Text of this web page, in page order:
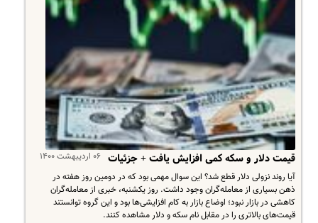
۰۶ اردیبهشت ۱۴۰۰ قیمت دلار و سکه کمی افزایش یافت + جزئیات
آیا روند نزولی دلار قطع شد؟ این سوال مهمی بود که در دومین روز هفته در
ذهن بسیاری از معامله‌گران وجود داشت. روز یکشنبه،‌ خبری از معامله‌گران
کاهشی در بازار نبود؛ اوضاع بازار به کام افزایشی‌ها بود و این گروه توانستند
قیمت‌های بالاتری را در مقابل نام سکه و دلار مشاهده کنند.